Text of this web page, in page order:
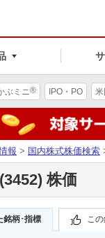
ぶミニ® IPO・PO
報 > 国内株式株価検索
株価
銘柄･指標 こ